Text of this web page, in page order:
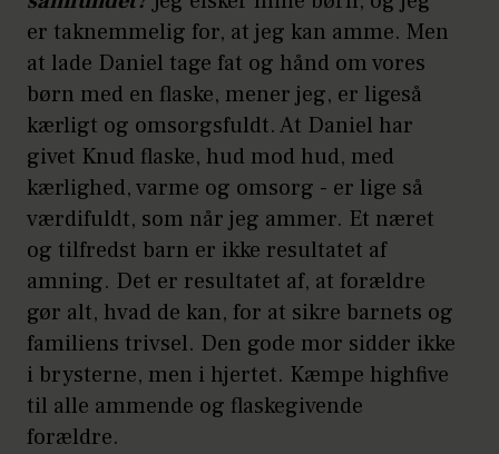
er taknemmelig for, at jeg kan amme. Men
at lade Daniel tage fat og hånd om vores
børn med en flaske, mener jeg, er ligeså
kærligt og omsorgsfuldt. At Daniel har
givet Knud flaske, hud mod hud, med
kærlighed, varme og omsorg - er lige så
værdifuldt, som når jeg ammer. Et næret
og tilfredst barn er ikke resultatet af
amning. Det er resultatet af, at forældre
gør alt, hvad de kan, for at sikre barnets og
familiens trivsel. Den gode mor sidder ikke
i brysterne, men i hjertet. Kæmpe highfive
til alle ammende og flaskegivende
forældre.